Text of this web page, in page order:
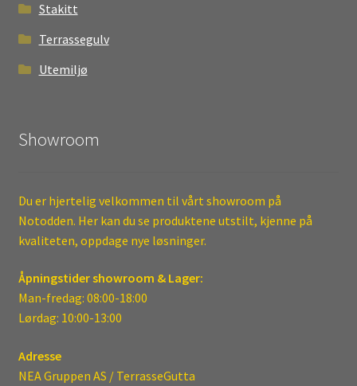
Stakitt
Terrassegulv
Utemiljø
Showroom
Du er hjertelig velkommen til vårt showroom på
Notodden. Her kan du se produktene utstilt, kjenne på
kvaliteten, oppdage nye løsninger.
Åpningstider showroom & Lager:
Man-fredag: 08:00-18:00
Lørdag: 10:00-13:00
Adresse
NEA Gruppen AS / TerrasseGutta